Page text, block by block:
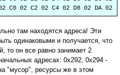
C0 02 C2 02 C4 02 D8 02 DA 02
там находятся адреса! Эти
одинаковыми и получается, что
то он все равно занимает 2
адресах: 0x292, 0x294 -
"мусор", ресурсы же в этом